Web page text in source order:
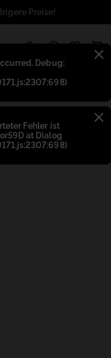
Debug:
Fehler ist
at Dialog
Preise!